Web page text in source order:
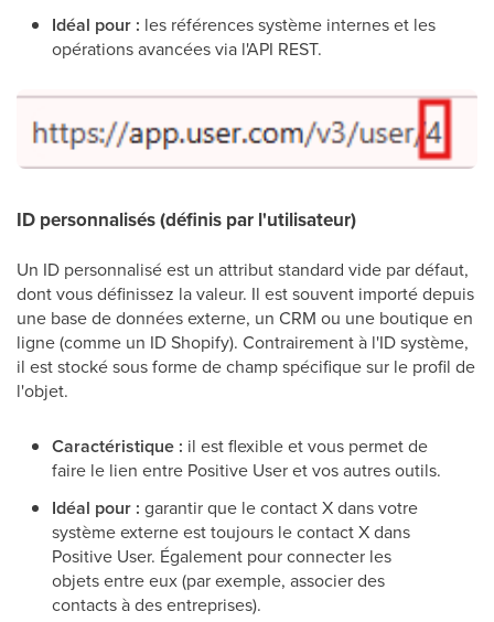
Idéal pour : les références système internes et les
opérations avancées via l'API REST.
ID personnalisés (définis par l'utilisateur)
Un ID personnalisé est un attribut standard vide par défaut,
dont vous définissez la valeur. Il est souvent importé depuis
une base de données externe, un CRM ou une boutique en
ligne (comme un ID Shopify). Contrairement à l'ID système,
il est stocké sous forme de champ spécifique sur le profil de
l'objet.
Caractéristique : il est flexible et vous permet de
faire le lien entre Positive User et vos autres outils.
Idéal pour : garantir que le contact X dans votre
système externe est toujours le contact X dans
Positive User. Également pour connecter les
objets entre eux (par exemple, associer des
contacts à des entreprises).